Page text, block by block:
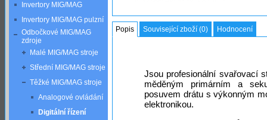
Popis Související zboží (0) Hodnocení
Jsou profesionální svařovací
měděným primárním a
posuvem drátu s výkonným
elektronikou.
Invertory MIG/MAG
Invertory MIG/MAG pulzní
Odbočkové MIG/MAG
zdroje
Malé MIG/MAG stroje
Střední MIG/MAG stroje
Těžké MIG/MAG stroje
Analogové ovládání
Digitální řízení